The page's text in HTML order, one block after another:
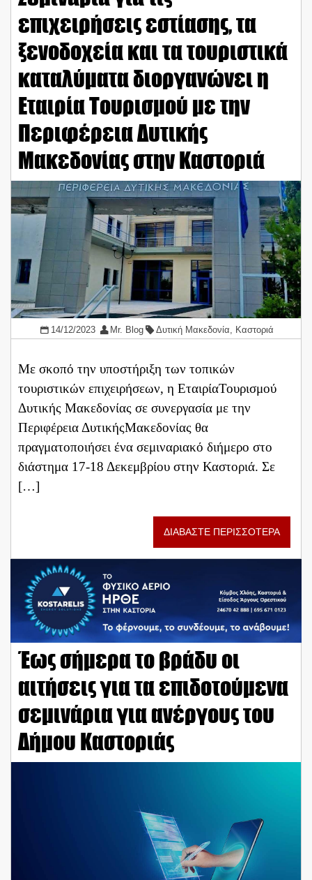
επιχειρήσεις εστίασης, τα
ξενοδοχεία και τα τουριστικά
καταλύματα διοργανώνει η
Εταιρία Τουρισμού με την
Περιφέρεια Δυτικής
Μακεδονίας στην Καστοριά
14/12/2023 Mr. Blog Δυτική Μακεδονία Καστοριά
Με σκοπό την υποστήριξη των τοπικών
τουριστικών επιχειρήσεων, η ΕταιρίαΤουρισμού
Δυτικής Μακεδονίας σε συνεργασία με την
Περιφέρεια ΔυτικήςΜακεδονίας θα
πραγματοποιήσει ένα σεμιναριακό διήμερο στο
διάστημα 17-18 Δεκεμβρίου στην Καστοριά. Σε
[…]
ΔΙΑΒΑΣΤΕ ΠΕΡΙΣΣΟΤΕΡΑ
Έως σήμερα το βράδυ οι
αιτήσεις για τα επιδοτούμενα
σεμινάρια για ανέργους του
Δήμου Καστοριάς